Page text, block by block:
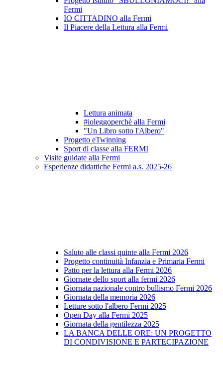
Fermi
IO CITTADINO alla Fermi
Il Piacere della Lettura alla Fermi
Lettura animata
#ioleggoperchè alla Fermi
"Un Libro sotto l'Albero"
Progetto eTwinning
Sport di classe alla FERMI
Visite guidate alla Fermi
Esperienze didattiche Fermi a.s. 2025-26
Saluto alle classi quinte alla Fermi 2026
Progetto continuità Infanzia e Primaria Fermi
Patto per la lettura alla Fermi 2026
Giornate dello sport alla fermi 2026
Giornata nazionale contro bullismo Fermi 2026
Giornata della memoria 2026
Letture sotto l'albero Fermi 2025
Open Day alla Fermi 2025
Giornata della gentilezza 2025
LA BANCA DELLE ORE: UN PROGETTO
DI CONDIVISIONE E PARTECIPAZIONE